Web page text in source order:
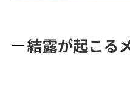
結露が起こる